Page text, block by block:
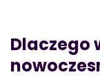
Dlaczego